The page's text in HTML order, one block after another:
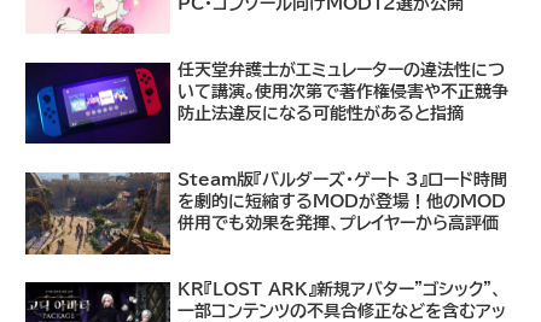
PC・コンソール向けMOD12選が公開
任天堂弁護士がエミュレーターの違法性につ
いて講演。使用次第で著作権侵害や不正競争
防止法違反になる可能性があると指摘
Steam版『バルダーズ・ゲート 3』ロード時間
を劇的に短縮するMODが登場！他のMOD
併用でも効果を発揮、プレイヤーから高評価
KR『LOST ARK』新規アバター"ゴシック"、
一部コンテンツの不具合修正などを含むアッ